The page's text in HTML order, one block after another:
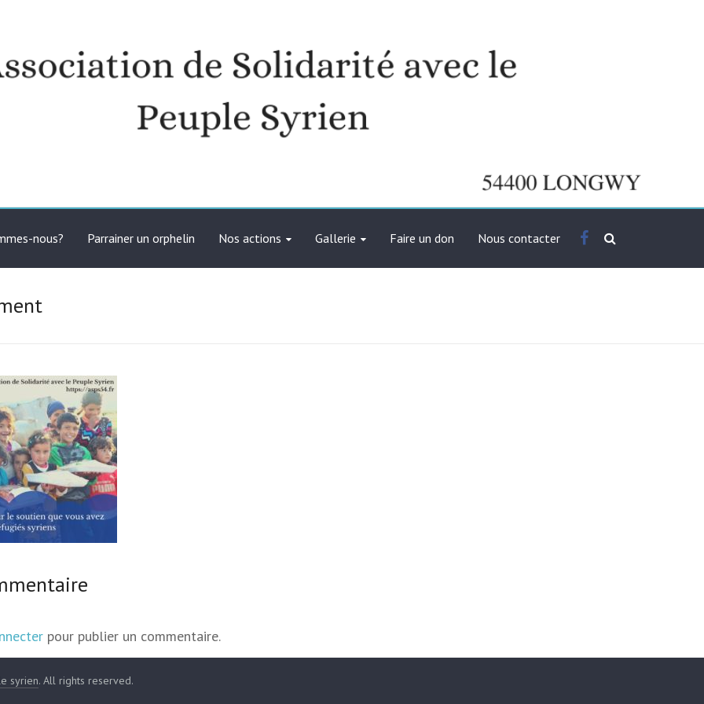
avec le peuple syrien
nous? Parrainer un orphelin Nos actions Gallerie Faire un don Nous contacter
pour publier un commentaire.
syrien. All rights reserved.